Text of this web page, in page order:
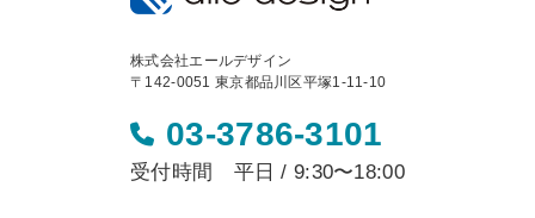
株式会社エールデザイン
〒142-0051 東京都品川区平塚1-11-10
03-3786-3101
受付時間 平日 / 9:30〜18:00